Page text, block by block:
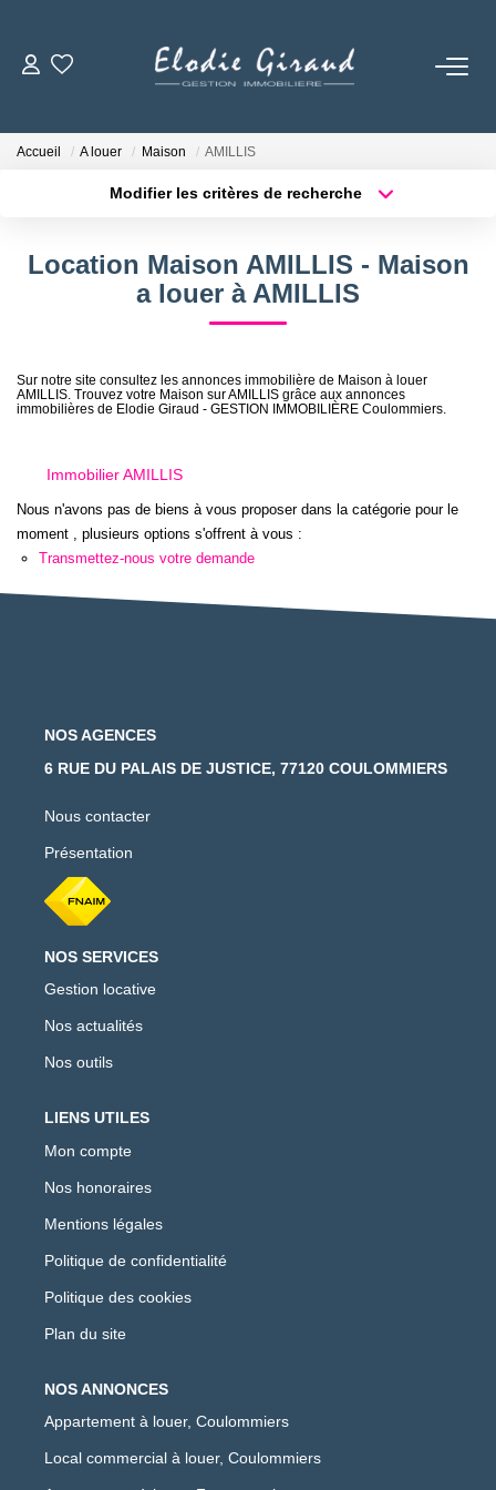
NOS TARIFS
Accueil A louer Maison AMILLIS
Modifier les critères de recherche
Budget max
Location Maison AMILLIS - Maison
a louer à AMILLIS
Sur notre site consultez les annonces immobilière de Maison à louer
AMILLIS. Trouvez votre Maison sur AMILLIS grâce aux annonces
immobilières de Elodie Giraud - GESTION IMMOBILIÈRE Coulommiers.
Immobilier AMILLIS
Nous n'avons pas de biens à vous proposer dans la catégorie pour le
moment , plusieurs options s'offrent à vous :
Transmettez-nous votre demande
NOS AGENCES
6 RUE DU PALAIS DE JUSTICE, 77120 COULOMMIERS
Nous contacter
Présentation
NOS SERVICES
Gestion locative
Nos actualités
Nos outils
LIENS UTILES
Mon compte
Nos honoraires
Mentions légales
Politique de confidentialité
Politique des cookies
Plan du site
NOS ANNONCES
Appartement à louer, Coulommiers
Local commercial à louer, Coulommiers